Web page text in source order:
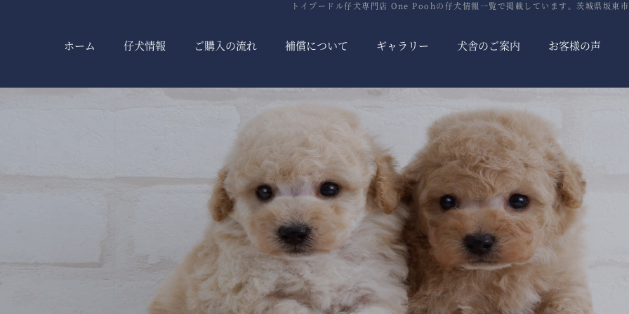
トイプードル仔犬専門店 One Poohの仔犬情報一覧で掲載しています。茨城県坂東市
ホーム 仔犬情報 ご購入の流れ 補償について ギャラリー 犬舎のご案内 お客様の声